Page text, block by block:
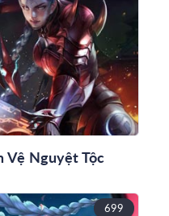
Vệ Nguyệt Tộc
699